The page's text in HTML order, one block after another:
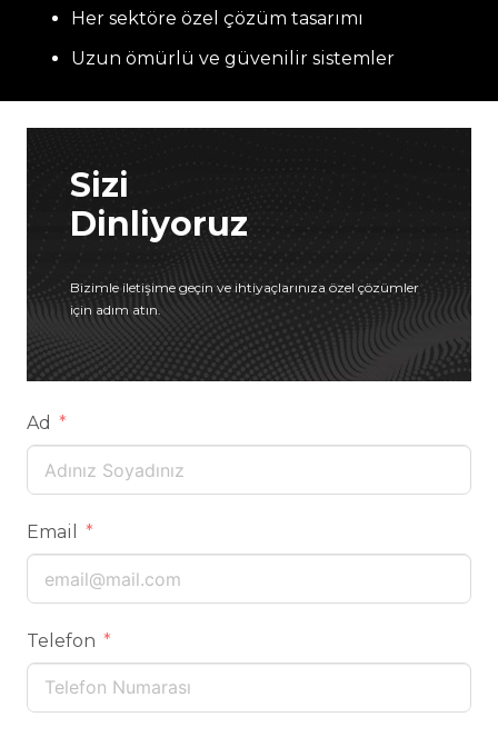
Her sektöre özel çözüm tasarımı
Uzun ömürlü ve güvenilir sistemler
Sizi
Dinliyoruz
Bizimle iletişime geçin ve ihtiyaçlarınıza özel çözümler
için adım atın.
Ad
Email
Telefon